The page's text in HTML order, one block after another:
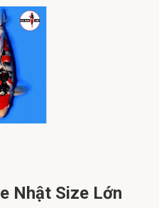
Nhật Size Lớn